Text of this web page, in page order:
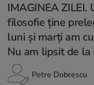
IMAGINEA ZILEI.
filosofie ține
luni și marți am
Nu am lipsit de la
Petre Dobrescu